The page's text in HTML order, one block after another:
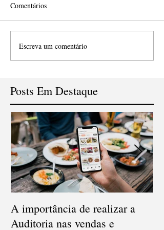
Comentários
Escreva um comentário
Posts Em Destaque
A importância de realizar a
Auditoria nas vendas e